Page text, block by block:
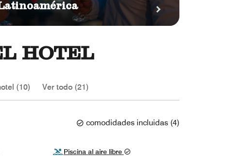
HOTEL
(10) Ver todo (21)
comodidades incluidas (4)
Piscina al aire libre